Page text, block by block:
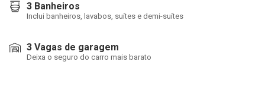
3 Banheiros
Inclui banheiros, lavabos, suítes e demi-suítes
3 Vagas de garagem
Deixa o seguro do carro mais barato